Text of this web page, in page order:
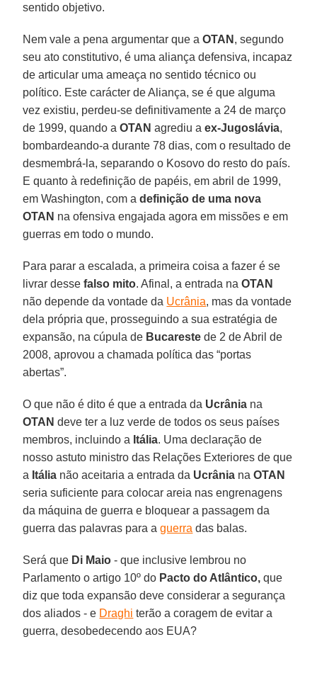
sentido objetivo.
Nem vale a pena argumentar que aOTAN , segundo
seu ato constitutivo, é uma aliança defensiva, incapaz
de articular uma ameaça no sentido técnico ou
político. Este carácter de Aliança, se é que alguma
vez existiu, perdeu-se definitivamente a 24 de março
de 1999, quando aOTAN agrediu aex-Jugoslávia,
bombardeando-a durante 78 dias, com o resultado de
desmembrá-la, separando o Kosovo do resto do país.
E quanto à redefinição de papéis, em abril de 1999,
em Washington, com adefinição de uma nova
OTAN na ofensiva engajada agora em missões e em
guerras em todo o mundo.
Para parar a escalada, a primeira coisa a fazer é se
livrar dessefalso mito. Afinal, a entrada naOTAN
não depende da vontade da Ucrânia, mas da vontade
dela própria que, prosseguindo a sua estratégia de
expansão, na cúpula de Bucareste de 2 de Abril de
2008, aprovou a chamada política das “portas
abertas”.
O que não é dito é que a entrada da Ucrânia na
OTAN deve ter a luz verde de todos os seus países
membros, incluindo a Itália. Uma declaração de
nosso astuto ministro das Relações Exteriores de que
a Itália não aceitaria a entrada da Ucrânia naOTAN
seria suficiente para colocar areia nas engrenagens
da máquina de guerra e bloquear a passagem da
guerra das palavras para aguerra das balas.
Será que Di Maio - que inclusive lembrou no
Parlamento o artigo 10º do Pacto do Atlântico, que
diz que toda expansão deve considerar a segurança
dos aliados - e Draghi terão a coragem de evitar a
guerra, desobedecendo aos EUA?